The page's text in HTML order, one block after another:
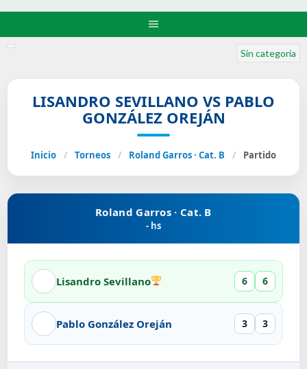
Sin categoría
LISANDRO SEVILLANO VS PABLO
GONZÁLEZ OREJÁN
Inicio / Torneos / Roland Garros · Cat. B / Partido
Roland Garros · Cat. B
- hs
Lisandro Sevillano 6 6
Pablo González Oreján 3 3